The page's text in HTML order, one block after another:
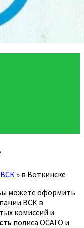
ВСК » в Воткинске
можете оформить
ВСК в
комиссий и
полиса ОСАГО и